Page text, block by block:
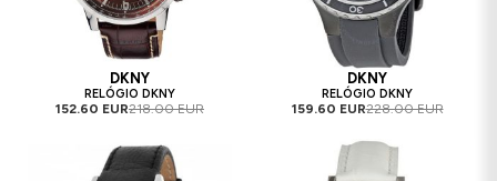
DKNY
RELÓGIO DKNY
152.60 EUR218.00 EUR
DKNY
RELÓGIO DKNY
159.60 EUR228.00 EUR